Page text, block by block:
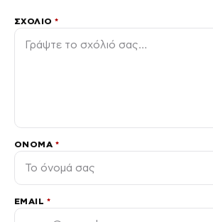
ΣΧΌΛΙΟ*
ΌΝΟΜΑ *
EMAIL *